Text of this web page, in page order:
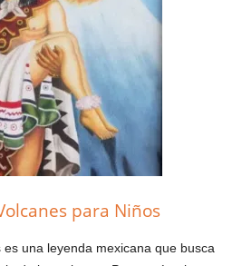
para Niños
una leyenda mexicana que busca